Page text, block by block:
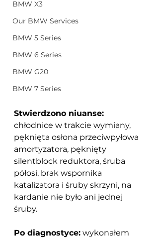
BMW X3
Our BMW Services
BMW 5 Series
BMW 6 Series
BMW G20
BMW 7 Series
Stwierdzono niuanse:
chłodnice w trakcie wymiany,
pęknięta osłona przeciwpyłowa
amortyzatora, pęknięty
silentblock reduktora, śruba
półosi, brak wspornika
katalizatora i śruby skrzyni, na
kardanie nie było ani jednej
śruby.
Po diagnostyce: wykonałem